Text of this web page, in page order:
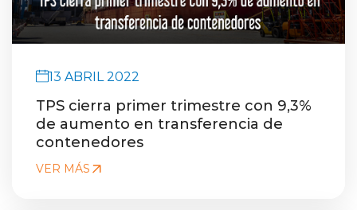
13 ABRIL 2022
TPS cierra primer trimestre con 9,3%
de aumento en transferencia de
contenedores
VER MÁS